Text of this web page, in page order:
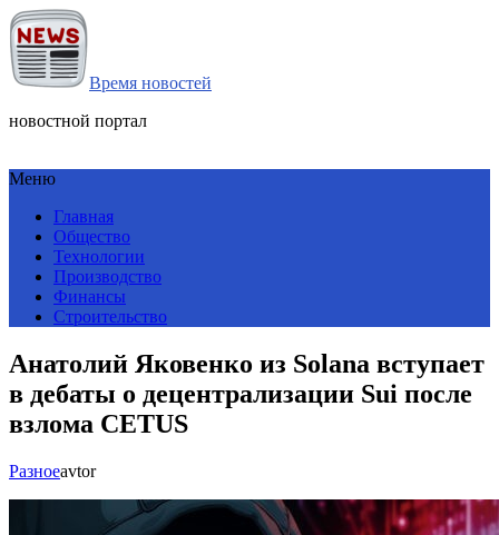
Время новостей
новостной портал
Меню
Главная
Общество
Технологии
Производство
Финансы
Строительство
Анатолий Яковенко из Solana вступает
в дебаты о децентрализации Sui после
взлома CETUS
Разноеavtor